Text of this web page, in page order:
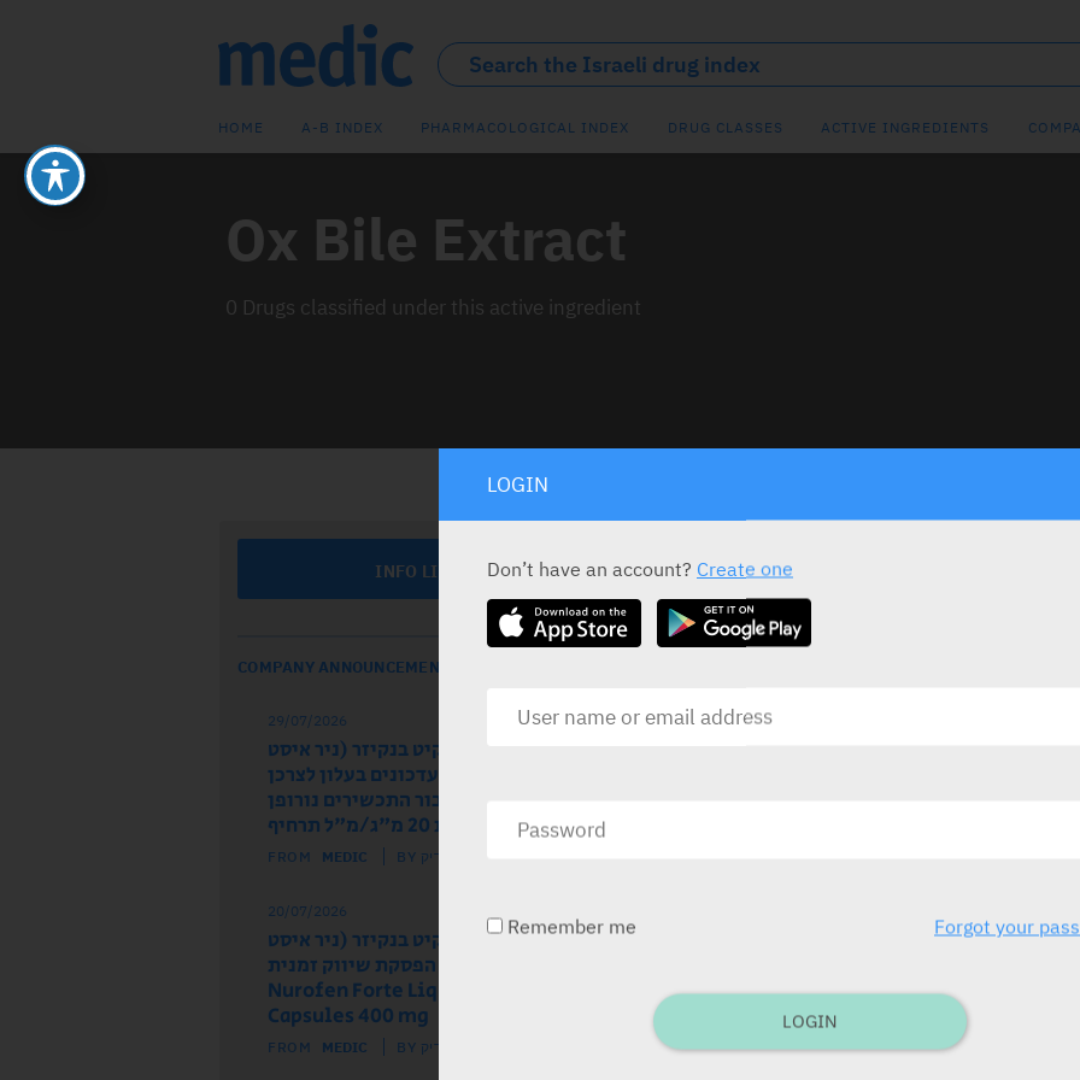
HOME A-B INDEX PHARMACOLOGICAL INDEX DRUG CLASSES ACTIVE INGREDIENTS
Ox Bile Extract
0 Drugs classified under this active ingredient
INFO LINE
COMPANY ANNOUNCEMENTS
29/07/2026
בעל הרישום רקיט בנקיזר (ניר איסט
בע"מ) מודיע על עדכונים בעלון לצרכן
ובעלון לרופא עבור התכשירים נורופן
לילדים תפוז ותות 20 מ"ג/מ"ל תרחיף
FROM MEDIC BY מדיק
20/07/2026
בעל הרישום רקיט בנקיזר (ניר איסט
בע"מ) מודיע על הפסקת שיווק זמנית
של התכשיר Nurofen Forte Liquid
Capsules 400 mg
FROM MEDIC BY מדיק
LOGIN
Don’t have an account? Create one
Remember me Forgot your
LOGIN